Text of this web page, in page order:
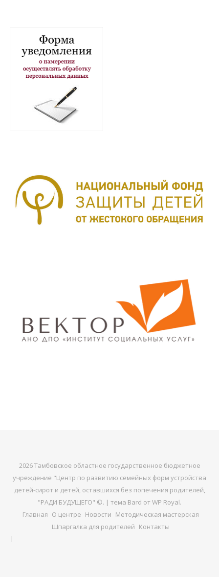
2026 Тамбовское областное государственное бюджетное
учреждение "Центр по развитию семейных форм устройства
детей-сирот и детей, оставшихся без попечения родителей,
"РАДИ БУДУЩЕГО" ©. | тема Bard от WP Royal.
Главная О центре Новости Методическая мастерская
Шпаргалка для родителей Контакты